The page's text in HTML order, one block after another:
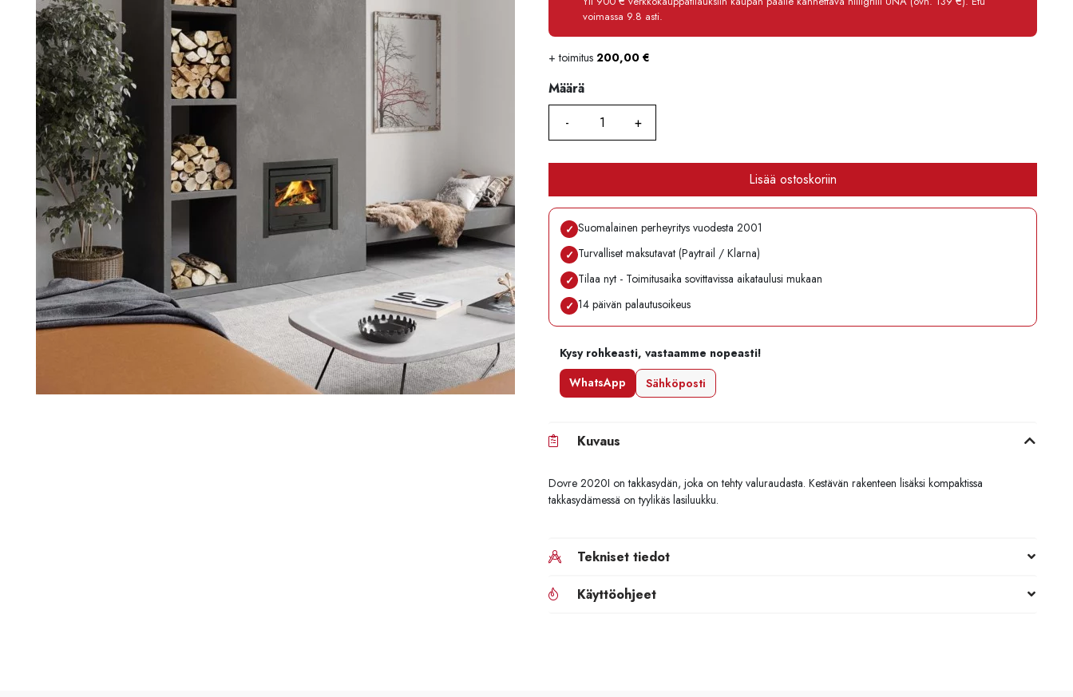
Kampanjat
Yhteystiedot
Pyydä tarjous
Projektit
Arkkitehdeille
Ostajan opas
Blogi
Yrityksemme
FAQ
Tulisija
Kylpyhuonekalusteet
Käsittelymaksu
voimassa 9.8 asti.
+ toimitus 200,00 €
Määrä
Määrä
Lisää ostoskoriin
✓ Suomalainen perheyritys vuodesta 2001
✓ Turvalliset maksutavat (Paytrail / Klarna)
✓ Tilaa nyt - Toimitusaika sovittavissa aikataulusi mukaan
✓ 14 päivän palautusoikeus
Kysy rohkeasti, vastaamme nopeasti!
WhatsApp
Sähköposti
Kuvaus
Dovre 2020I on takkasydän, joka on tehty valuraudasta. Kestävän rakenteen lisäksi kompaktissa
takkasydämessä on tyylikäs lasiluukku.
Tekniset tiedot
Käyttöohjeet